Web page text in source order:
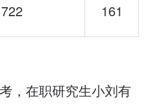
722 161
，在职研究生小刘有